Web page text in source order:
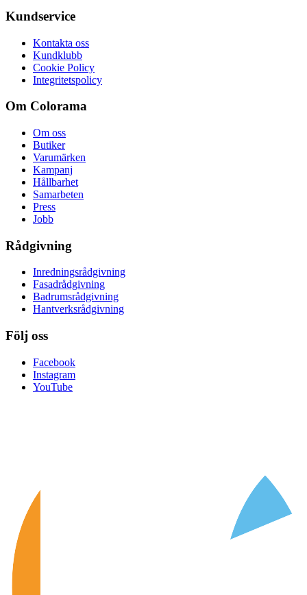
Kundservice
Kontakta oss
Kundklubb
Cookie Policy
Integritetspolicy
Om Colorama
Om oss
Butiker
Varumärken
Kampanj
Hållbarhet
Samarbeten
Press
Jobb
Rådgivning
Inredningsrådgivning
Fasadrådgivning
Badrumsrådgivning
Hantverksrådgivning
Följ oss
Facebook
Instagram
YouTube